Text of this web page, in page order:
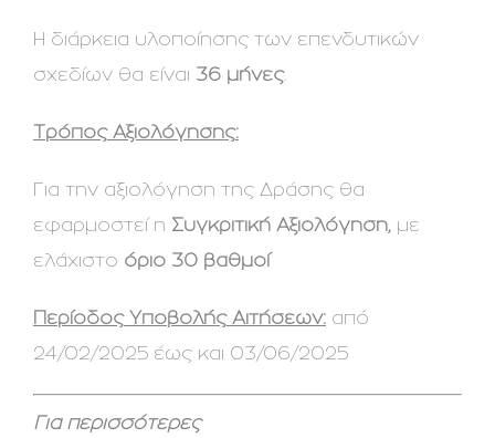
Η διάρκεια υλοποίησης των επενδυτικών
σχεδίων θα είναι 36 μήνες.
Τρόπος Αξιολόγησης:
Για την αξιολόγηση της Δράσης θα
εφαρμοστεί η Συγκριτική Αξιολόγηση, με
ελάχιστο όριο 30 βαθμοί
Περίοδος Υποβολής Αιτήσεων: από
24/02/2025 έως και 03/06/2025
Για περισσότερες